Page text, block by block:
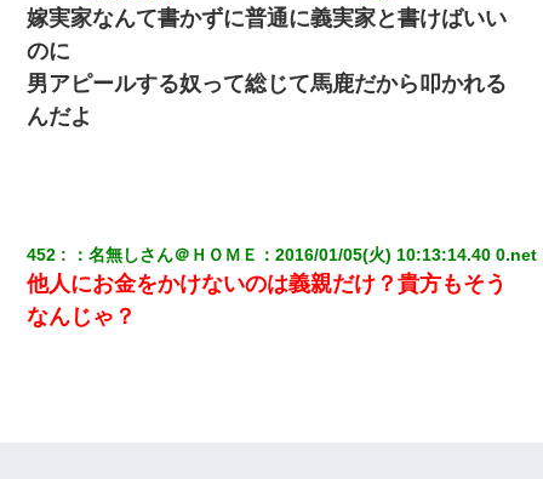
17年飼っていた犬が亡くなった。鼻水垂らし嗚咽する私に、猫が
近づいて頭突きをしてきて…
【悲報】嫁がワイのこと嫌いっぽいから単身赴任した結果
嫁実家なんて書かずに普通に義実家と書けばいい
のに
男アピールする奴って総じて馬鹿だから叩かれる
んだよ
452 ：名無しさん＠ＨＯＭＥ ：2016/01/05(火) 10:13:14.40 0.net
他人にお金をかけないのは義親だけ？貴方もそう
なんじゃ？